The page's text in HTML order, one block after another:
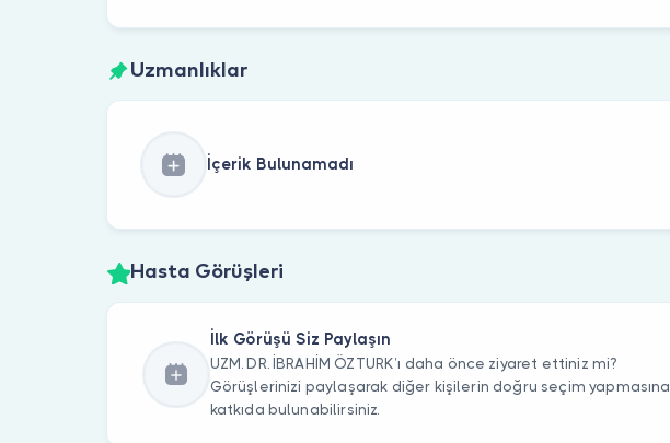
Uzmanlıklar
İçerik Bulunamadı
Hasta Görüşleri
İlk Görüşü Siz Paylaşın
UZM. DR. İBRAHİM ÖZTURK’ı daha önce ziyaret ettiniz mi?
Görüşlerinizi paylaşarak diğer kişilerin doğru seçim yapmasına
katkıda bulunabilirsiniz.